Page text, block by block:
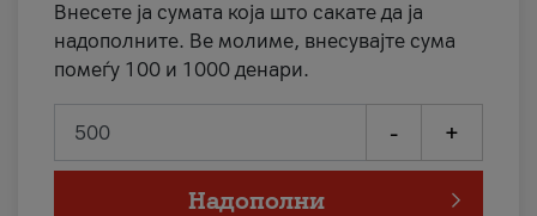
Внесете ја сумата која што сакате да ја
надополните. Ве молиме, внесувајте сума
помеѓу 100 и 1000 денари.
- +
Надополни